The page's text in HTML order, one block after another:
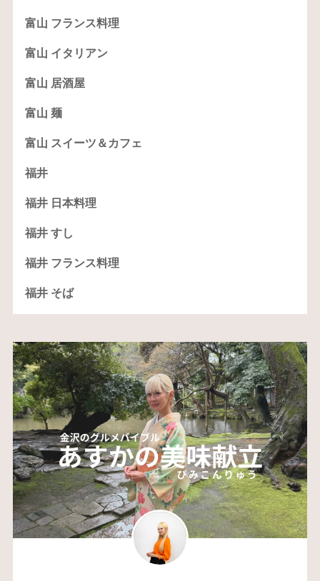
富山 フランス料理
富山 イタリアン
富山 居酒屋
富山 麺
富山 スイーツ＆カフェ
福井
福井 日本料理
福井 すし
福井 フランス料理
福井 そば